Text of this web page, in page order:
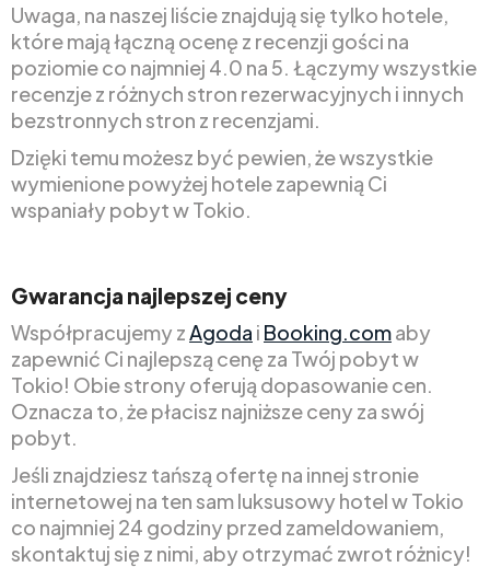
Uwaga, na naszej liście znajdują się tylko hotele,
które mają łączną ocenę z recenzji gości na
poziomie co najmniej 4.0 na 5. Łączymy wszystkie
recenzje z różnych stron rezerwacyjnych i innych
bezstronnych stron z recenzjami.
Dzięki temu możesz być pewien, że wszystkie
wymienione powyżej hotele zapewnią Ci
wspaniały pobyt w Tokio.
Gwarancja najlepszej ceny
Współpracujemy zAgoda i Booking.comaby
zapewnić Ci najlepszą cenę za Twój pobyt w
Tokio! Obie strony oferują dopasowanie cen.
Oznacza to, że płacisz najniższe ceny za swój
pobyt.
Jeśli znajdziesz tańszą ofertę na innej stronie
internetowej na ten sam luksusowy hotel w Tokio
co najmniej 24 godziny przed zameldowaniem,
skontaktuj się z nimi, aby otrzymać zwrot różnicy!